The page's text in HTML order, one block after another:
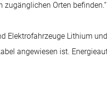
Orten befinden.“
Elektrofahrzeuge Lithium
angewiesen ist.